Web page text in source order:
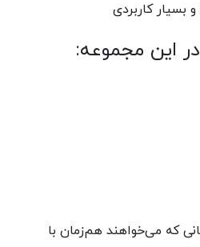
بسیار کاربردی
این مجموعه:
که می‌خواهند هم‌زمان با